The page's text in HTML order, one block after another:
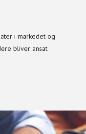
i markedet og
bliver ansat